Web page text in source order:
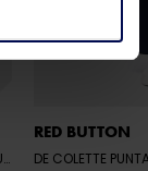
RED BUTTON
DE COLETTE